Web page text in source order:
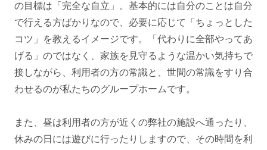
の目標は「完全な自立」。基本的には自分のことは自分
で行える方ばかりなので、必要に応じて「ちょっとした
コツ」を教えるイメージです。「代わりに全部やってあ
げる」のではなく、家族を見守るような温かい気持ちで
接しながら、利用者の方の常識と、世間の常識をすり合
わせるのが私たちのグループホームです。
また、昼は利用者の方が近くの弊社の施設へ通ったり、
休みの日には遊びに行ったりしますので、その時間を利